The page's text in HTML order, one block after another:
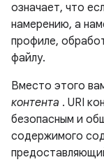
означает, что
намерению, а
профиле,
файлу.
Вместо этого
контента . URI
безопасным и
содержимого